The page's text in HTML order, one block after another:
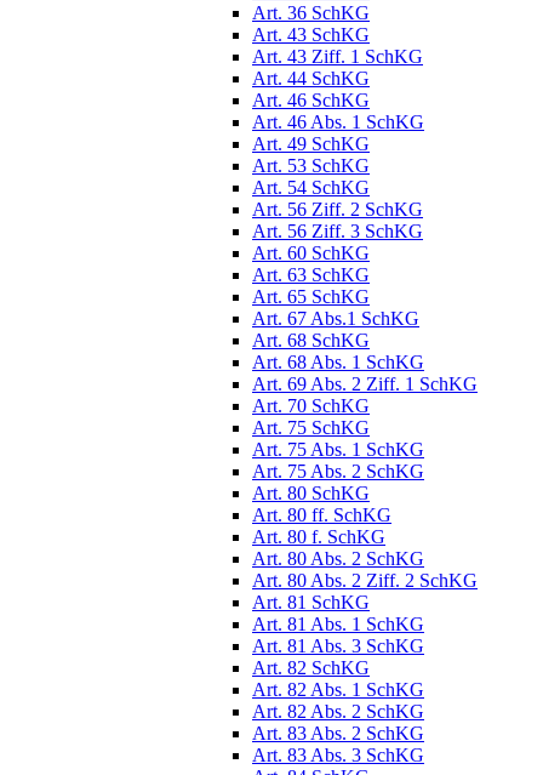
Art. 36 SchKG
Art. 43 SchKG
Art. 43 Ziff. 1 SchKG
Art. 44 SchKG
Art. 46 SchKG
Art. 46 Abs. 1 SchKG
Art. 49 SchKG
Art. 53 SchKG
Art. 54 SchKG
Art. 56 Ziff. 2 SchKG
Art. 56 Ziff. 3 SchKG
Art. 60 SchKG
Art. 63 SchKG
Art. 65 SchKG
Art. 67 Abs.1 SchKG
Art. 68 SchKG
Art. 68 Abs. 1 SchKG
Art. 69 Abs. 2 Ziff. 1 SchKG
Art. 70 SchKG
Art. 75 SchKG
Art. 75 Abs. 1 SchKG
Art. 75 Abs. 2 SchKG
Art. 80 SchKG
Art. 80 ff. SchKG
Art. 80 f. SchKG
Art. 80 Abs. 2 SchKG
Art. 80 Abs. 2 Ziff. 2 SchKG
Art. 81 SchKG
Art. 81 Abs. 1 SchKG
Art. 81 Abs. 3 SchKG
Art. 82 SchKG
Art. 82 Abs. 1 SchKG
Art. 82 Abs. 2 SchKG
Art. 83 Abs. 2 SchKG
Art. 83 Abs. 3 SchKG